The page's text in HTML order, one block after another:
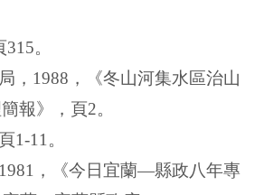
。
，1988，《冬山河集水區治山
報》，頁2。
1-11。
，《今日宜蘭—縣政八年專